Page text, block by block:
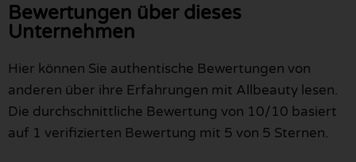
Bewertungen über dieses
Unternehmen
Hier können Sie authentische Bewertungen von
anderen über ihre Erfahrungen mit Allbeauty lesen.
Die durchschnittliche Bewertung von 10/10 basiert
auf 1 verifizierten Bewertung mit 5 von 5 Sternen.